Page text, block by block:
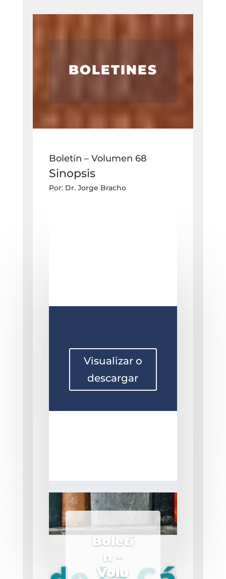
BOLETINES
Boletín – Volumen 68
Sinopsis
Por: Dr. Jorge Bracho
Visualizar o
descargar
Boletí
n –
Volu